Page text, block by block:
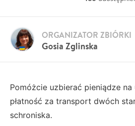
Gosia Zglinska
ORGANIZATOR ZBIÓRKI
Pomóżcie uzbierać pieniądze na
płatność za transport dwóch
schroniska.